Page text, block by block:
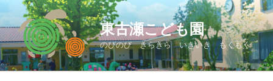
ン
テ
ン
ツ
東古瀬こども園
のびのび きらきら いきいき もくもく